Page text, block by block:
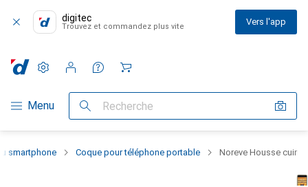
digitec
Trouvez et commandez plus vite Vers l'app
Navigation par catégorie
Menu Recherche
Paramètres
Compte client
Listes de comparaison
Listes d'envies
Panier
smartphone Coque pour téléphone portable Noreve Housse cuir